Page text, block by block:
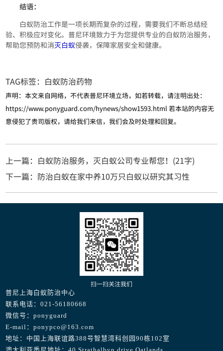
结语：
白蚁防治工作是一项长期而复杂的过程，需要我们不断总结经
验、积极应对变化。普尼环境致力于为您提供专业的白蚁防治服务，
帮助您预防和消灭白蚁侵袭，保障家居安全和健康。
TAG标签： 白蚁防治药物
声明：本文来自网络，不代表普尼环境立场，如若转载，请注明出处：
https://www.ponyguard.com/hynews/show1593.html 若本站的内容无
意侵犯了贵司版权，请给我们来信，我们会及时处理和回复。
上一篇：白蚁防治服务，灭白蚁公司专业帮您！(21字)
下一篇：防治白蚁在家中养10万只白蚁以研究其习性
扫一扫关注我们
普尼上海白蚁防治中心
联系电话：021-56180668
微信号：ponyguard
E-mail：ponypco@163.com
地址：中国上海联谊路388号智慧湾科创园90栋102室